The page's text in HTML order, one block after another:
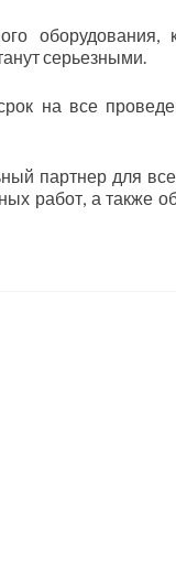
оборудования,
серьезными.
на все
партнер для
работ, а также